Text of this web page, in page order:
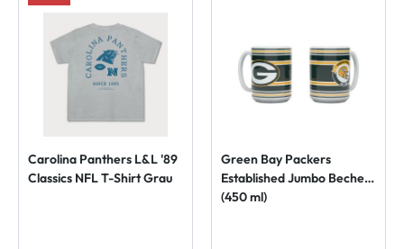
Carolina Panthers L&L '89
Classics NFL T-Shirt Grau
Green Bay Packers
Established Jumbo Becher
(450 ml)